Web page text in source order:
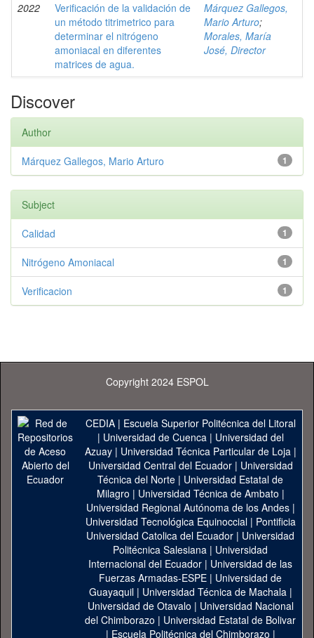
2022
Verificación de la validación de
un método titrimetrico para
determinar el nitrógeno
amoniacal en diferentes
matrices de agua.
Márquez Gallegos,
Mario Arturo;
Morales, María
José, Director
Discover
Author
1
Márquez Gallegos, Mario Arturo
Subject
1
Calidad
1
Nitrógeno Amoniacal
1
Verificacion
Copyright 2024 ESPOL
CEDIA| Escuela Superior Politécnica del Litoral
| Universidad de Cuenca| Universidad del
Azuay| Universidad Técnica Particular de Loja|
Universidad Central del Ecuador| Universidad
Técnica del Norte | Universidad Estatal de
Milagro | Universidad Técnica de Ambato |
Universidad Regional Autónoma de los Andes|
Universidad Tecnológica Equinoccial| Pontificia
Universidad Catolica del Ecuador | Universidad
Politécnica Salesiana | Universidad
Internacional del Ecuador | Universidad de las
Fuerzas Armadas-ESPE | Universidad de
Guayaquil| Universidad Técnica de Machala|
Universidad de Otavalo | Universidad Nacional
del Chimborazo | Universidad Estatal de Bolivar
| Escuela Politécnica del Chimborazo |